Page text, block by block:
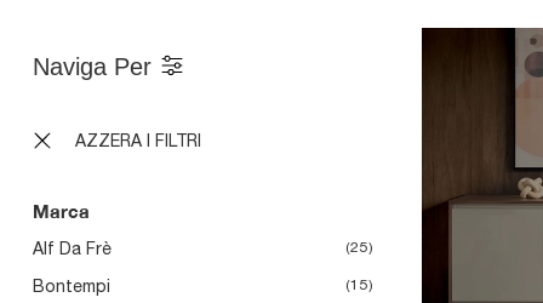
Naviga Per
AZZERA I FILTRI
Marca
Alf Da Frè 25
Bontempi 15